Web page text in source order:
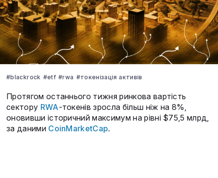
#blackrock #etf #rwa #токенізація активів
Протягом останнього тижня ринкова вартість
сектору RWA-токенів зросла більш ніж на 8%,
оновивши історичний максимум на рівні $75,5 млрд,
за даними CoinMarketCap.